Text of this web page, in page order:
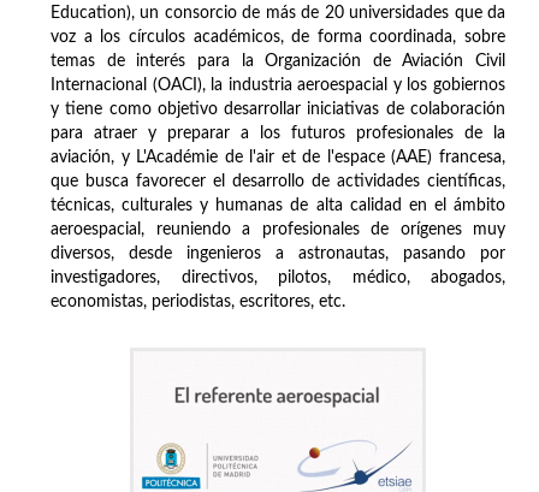
Education), un consorcio de más de 20 universidades que da
voz a los círculos académicos, de forma coordinada, sobre
temas de interés para la Organización de Aviación Civil
Internacional (OACI), la industria aeroespacial y los gobiernos
y tiene como objetivo desarrollar iniciativas de colaboración
para atraer y preparar a los futuros profesionales de la
aviación, y L'Académie de l'air et de l'espace (AAE) francesa,
que busca favorecer el desarrollo de actividades científicas,
técnicas, culturales y humanas de alta calidad en el ámbito
aeroespacial, reuniendo a profesionales de orígenes muy
diversos, desde ingenieros a astronautas, pasando por
investigadores, directivos, pilotos, médico, abogados,
economistas, periodistas, escritores, etc.